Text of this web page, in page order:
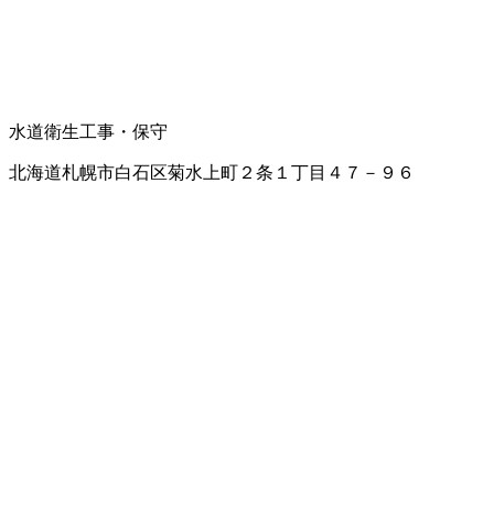
水道衛生工事・保守
北海道札幌市白石区菊水上町２条１丁目４７－９６